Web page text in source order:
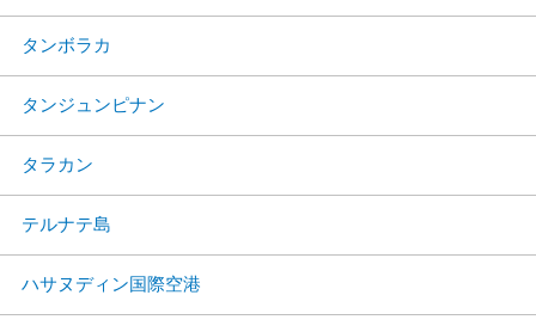
タンボラカ
タンジュンピナン
タラカン
テルナテ島
ハサヌディン国際空港